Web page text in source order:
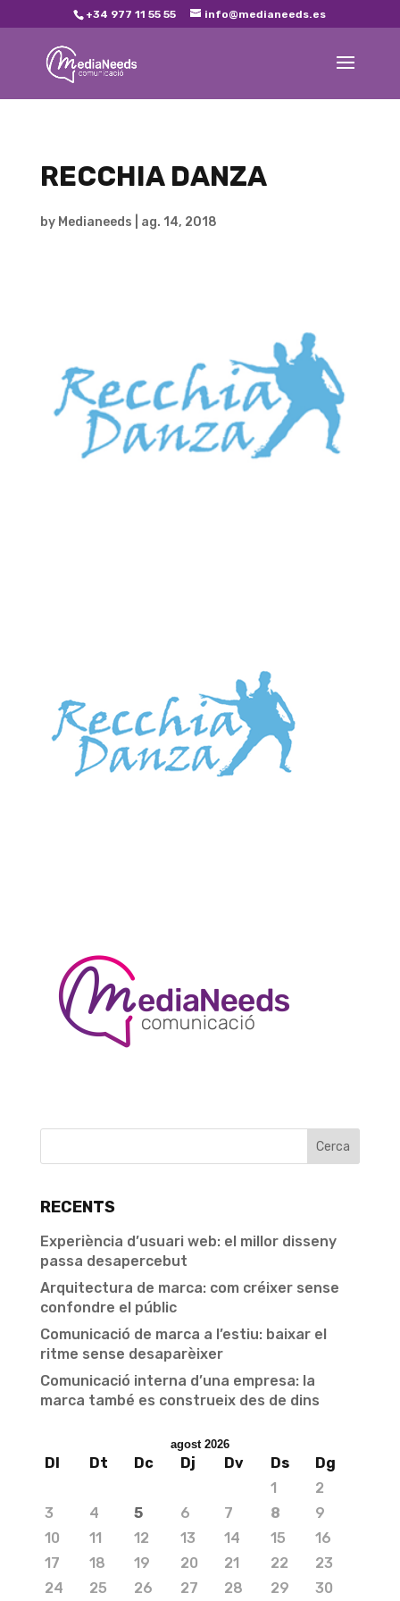
+34 977 11 55 55 info@medianeeds.es
RECCHIA DANZA
by Medianeeds ag. 14, 2018
RECENTS
Experiència d’usuari web: el millor disseny
passa desapercebut
Arquitectura de marca: com créixer sense
confondre el públic
Comunicació de marca a l’estiu: baixar el
ritme sense desaparèixer
Comunicació interna d’una empresa: la
marca també es construeix des de dins
agost 2026
Dl Dt Dc Dj Dv Ds
Dg
1
2
3
4 5 6 7 8
9
10
11 12 13 14 15
16
17
18 19 20 21 22
23
24
25 26 27 28 29 30